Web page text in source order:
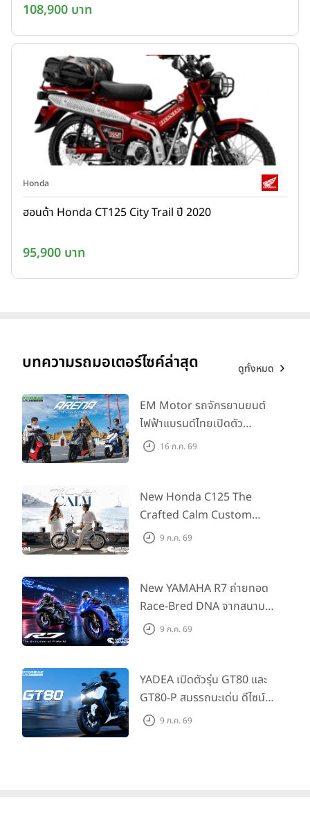
108,900 บาท
Honda
ฮอนด้า Honda CT125 City Trail ปี 2020
95,900 บาท
บทความรถมอเตอร์ไซค์ล่าสุด ดูทั้งหมด
EM Motor รถจักรยานยนต์
ไฟฟ้าแบรนด์ไทยเปิดตัว
ARENA ที่มาในราคาพิเศษ
555 คันแรกรับฟรี Adapter
Type2 ฟรี
16 ก.ค. 69
New Honda C125 The
Crafted Calm Custom
Edition ถ่ายทอดความคลาสสิ
House Flagship Store ทั่ว
ประเทศ
9 ก.ค. 69
New YAMAHA R7 ถ่ายทอด
Race-Bred DNA จากสนาม
แข่งสู่ซูเปอร์สปอร์ตคลาสกลาง
9 ก.ค. 69
YADEA เปิดตัวรุ่น GT80 และ
GT80-P สมรรถนะเด่น ดีไซน์หรู
ปลอดภัย ราคาเข้าถึงง่าย จด
9 ก.ค. 69